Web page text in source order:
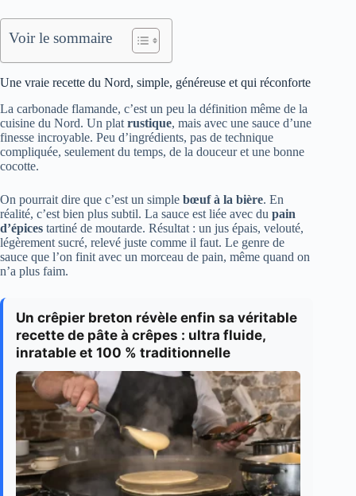
Voir le sommaire
Une vraie recette du Nord, simple, généreuse et qui réconforte
La carbonade flamande, c’est un peu la définition même de la
cuisine du Nord. Un plat rustique, mais avec une sauce d’une
finesse incroyable. Peu d’ingrédients, pas de technique
compliquée, seulement du temps, de la douceur et une bonne
cocotte.
On pourrait dire que c’est un simple bœuf à la bière. En
réalité, c’est bien plus subtil. La sauce est liée avec du pain
d’épices tartiné de moutarde. Résultat : un jus épais, velouté,
légèrement sucré, relevé juste comme il faut. Le genre de
sauce que l’on finit avec un morceau de pain, même quand on
n’a plus faim.
Un crêpier breton révèle enfin sa véritable
recette de pâte à crêpes : ultra fluide,
inratable et 100 % traditionnelle